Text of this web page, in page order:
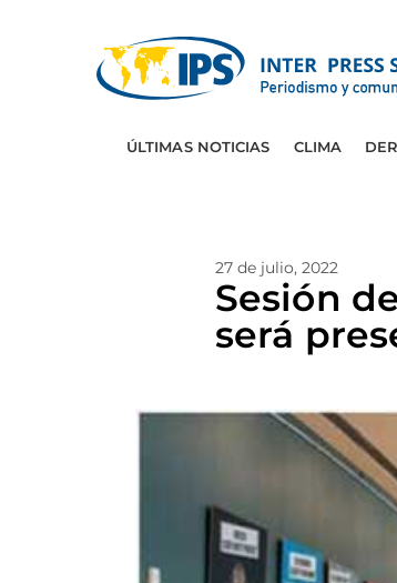
ÚLTIMAS NOTICIAS CLIMA
27 de julio, 2022
Sesión
será